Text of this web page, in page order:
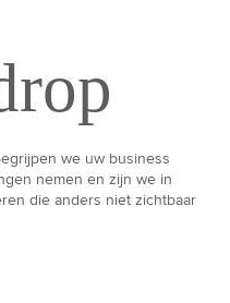
we uw business
nemen en zijn we in
die anders niet zichtbaar